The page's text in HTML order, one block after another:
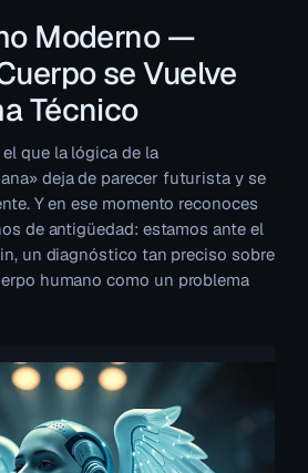
Moderno —
se Vuelve
Técnico
que la lógica de la
deja de parecer futurista y se
Y en ese momento reconoces
de antigüedad: estamos ante el
un diagnóstico tan preciso sobre
humano como un problema